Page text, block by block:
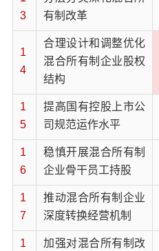
3
有制改革
1
4
合理设计和调整优化
混合所有制企业股权
结构
1
5
提高国有控股上市公
司规范运作水平
1
6
稳慎开展混合所有制
企业骨干员工持股
1
7
推动混合所有制企业
深度转换经营机制
1
加强对混合所有制改